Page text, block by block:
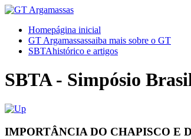
Homepágina inicial
GT Argamassassaiba mais sobre o GT
SBTAhistórico e artigos
SBTA - Simpósio
IMPORTÂNCIA DO CHAPISCO E